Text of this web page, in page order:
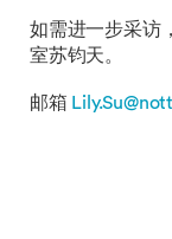
如需进一步采访
室苏钧天。
邮箱